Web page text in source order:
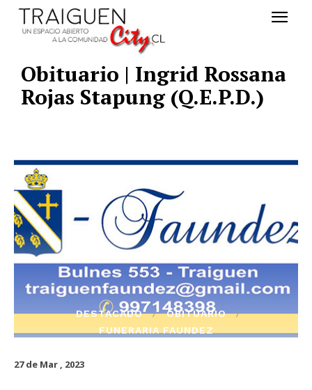
Obituario | Ingrid Rossana
Rojas Stapung (Q.E.P.D.)
DESTACADO
OBITUARIO
FUNERARIA FAUNDEZ
27 de Mar , 2023